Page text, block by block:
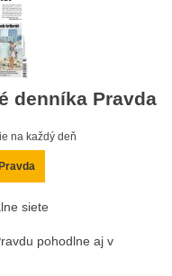
denníka Pravda
na každý deň
siete
pohodlne aj v